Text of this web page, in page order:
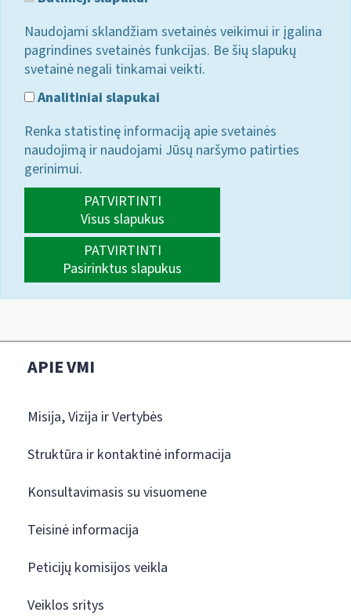
Naudojami sklandžiam svetainės veikimui ir įgalina
pagrindines svetainės funkcijas. Be šių slapukų
svetainė negali tinkamai veikti.
Analitiniai slapukai
Renka statistinę informaciją apie svetainės
naudojimą ir naudojami Jūsų naršymo patirties
gerinimui.
PATVIRTINTI
Visus slapukus
PATVIRTINTI
Pasirinktus slapukus
APIE VMI
Misija, Vizija ir Vertybės
Struktūra ir kontaktinė informacija
Konsultavimasis su visuomene
Teisinė informacija
Peticijų komisijos veikla
Veiklos sritys